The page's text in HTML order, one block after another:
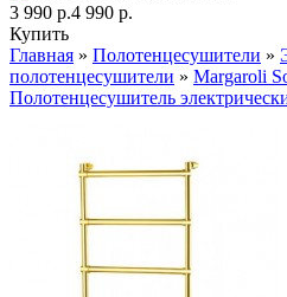
3 990 р.4 990 р.
Купить
Главная » Полотенцесушители »
полотенцесушители » Margaroli
Полотенцесушитель